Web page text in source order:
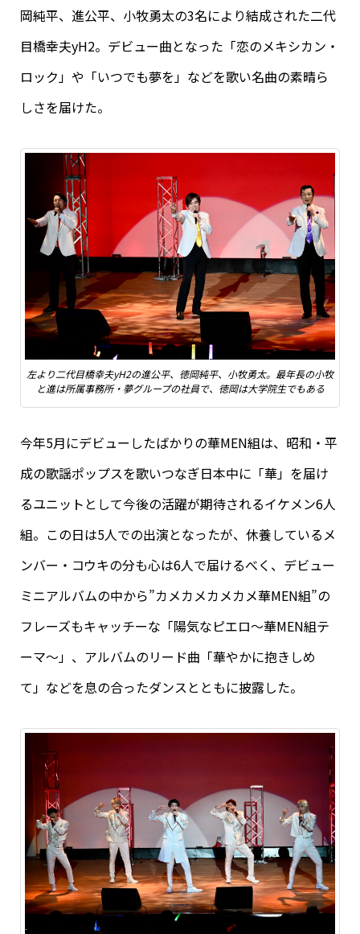
岡純平、進公平、小牧勇太の3名により結成された二代
目橋幸夫yH2。デビュー曲となった「恋のメキシカン・
ロック」や「いつでも夢を」などを歌い名曲の素晴ら
しさを届けた。
左より二代目橋幸夫yH2の進公平、徳岡純平、小牧勇太。最年長の小牧
と進は所属事務所・夢グループの社員で、徳岡は大学院生でもある
今年5月にデビューしたばかりの華MEN組は、昭和・平
成の歌謡ポップスを歌いつなぎ日本中に「華」を届け
るユニットとして今後の活躍が期待されるイケメン6人
組。この日は5人での出演となったが、休養しているメ
ンバー・コウキの分も心は6人で届けるべく、デビュー
ミニアルバムの中から”カメカメカメカメ華MEN組”の
フレーズもキャッチーな「陽気なピエロ～華MEN組テ
ーマ～」、アルバムのリード曲「華やかに抱きしめ
て」などを息の合ったダンスとともに披露した。